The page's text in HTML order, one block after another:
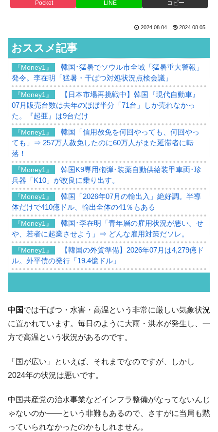
Pocket LINE コピー
2024.08.04 2024.08.05
おススメ記事
『Money1』
韓国･猛暑でソウル市全域「猛暑重大警報」
発令。李在明「猛暑・干ばつ対処状況点検会議」
『Money1』
【日本市場再挑戦中】韓国『現代自動車』
07月販売台数は去年のほぼ半分「71台」しか売れなかっ
た。『起亜』は9台だけ
『Money1』
韓国「信用赦免を何回やっても、何回やっ
ても」⇒ 257万人赦免したのに60万人がまた延滞者に転
落！
『Money1』
韓国K9専用砲弾･装薬自動供給装甲車両･珍
兵器「K10」が改良に乗り出す。
『Money1』
韓国「2026年07月の輸出入」絶好調。半導
体だけで410億ドル、輸出全体の41％もある
『Money1』
韓国･李在明「青年層の雇用状況が悪い。せ
や、若者に起業させよう」⇒ どんな雇用対策だソレ。
『Money1』
【韓国の外貨準備】2026年07月は4,279億ド
ル。外平債の発行「19.4億ドル」
『Money1』
韓国･李在明さっそく不動産対策で浅薄な発
言。
だ。
『Money1』
『韓国銀行』が「金の保有量を増やしま
す」⇒「金を経由するドル入手」手段ではないのか？
ル」まで拡大 ⇒ 海外資金の動きに強く左右される状態
『Money1』
韓国･帰ってきた李在明。李在明を支持しな
い「50.5％」に上昇
中国では干ばつ・水害・高温という非常に厳しい気象状況
に置かれています。毎日のように大雨・洪水が発生し、一
方で高温という状況があるのです。
「国が広い」といえば、それまでなのですが、しかし
2024年の状況は悪いです。
中国共産党の治水事業などインフラ整備がなってないんじ
ゃないのか――という非難もあるので、さすがに当局も黙
っていられなかったのかもしれません。